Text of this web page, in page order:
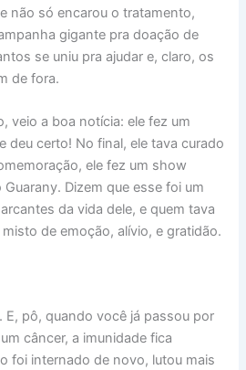
não só encarou o tratamento,
gigante pra doação de
se uniu pra ajudar e, claro, os
de fora.
veio a boa notícia: ele fez um
deu certo! No final, ele tava curado
ele fez um show
Dizem que esse foi um
da vida dele, e quem tava
de emoção, alívio, e gratidão.
E, pô, quando você já passou por
câncer, a imunidade fica
foi internado de novo, lutou mais